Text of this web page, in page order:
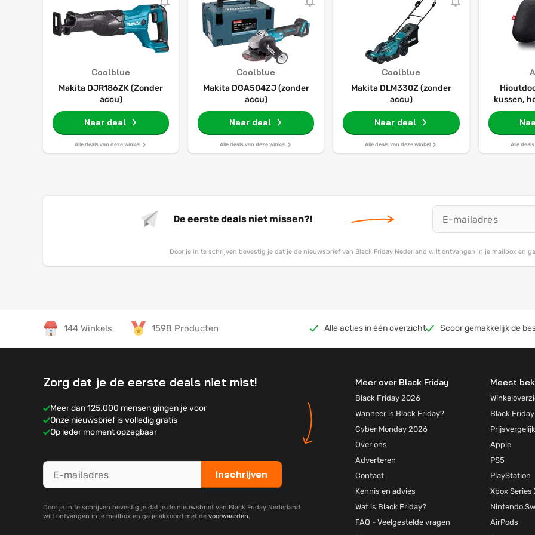
Coolblue
Makita DJR186ZK (Zonder
accu)
Naar deal
Alle deals van deze winkel
Coolblue
Makita DGA504ZJ (zonder
accu)
Naar deal
Alle deals van deze winkel
Coolblue
Makita DLM330Z (zonder
accu)
Naar deal
Alle deals van deze winkel
kussen,
camping,
Alle
De eerste deals niet missen?!
Door je in te schrijven bevestig je dat je de nieuwsbrief van Black Friday Nederland wilt ontvangen in je mailbox en
144 Winkels 1598 Producten Alle acties in één overzicht Scoor gemakkelijk de
Zorg dat je de eerste deals niet mist!
Meer dan 125.000 mensen gingen je voor
Onze nieuwsbrief is volledig gratis
Op ieder moment opzegbaar
Inschrijven
Door je in te schrijven bevestig je dat je de nieuwsbrief van Black Friday Nederland
wilt ontvangen in je mailbox en ga je akkoord met de voorwaarden.
Meer over Black Friday
Black Friday 2026
Wanneer is Black Friday?
Cyber Monday 2026
Over ons
Adverteren
Contact
Kennis en advies
Wat is Black Friday?
FAQ - Veelgestelde vragen
Meest
Black
Apple
PS5
PlayStation
Xbox Series
Nintendo
AirPods